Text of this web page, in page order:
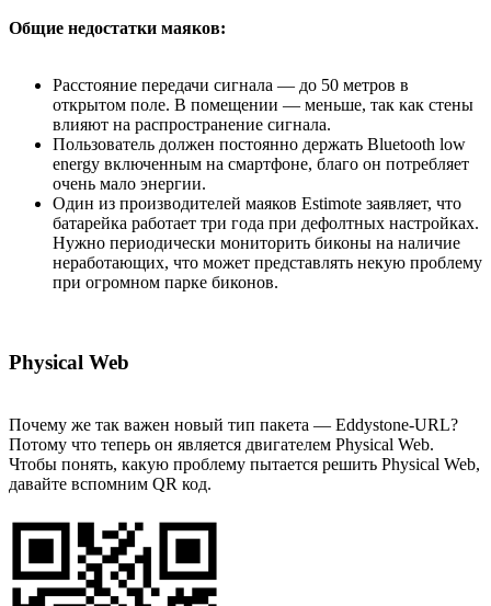
Общие недостатки маяков:
Расстояние передачи сигнала — до 50 метров в
открытом поле. В помещении — меньше, так как стены
влияют на распространение сигнала.
Пользователь должен постоянно держать Bluetooth low
energy включенным на смартфоне, благо он потребляет
очень мало энергии.
Один из производителей маяков Estimote заявляет, что
батарейка работает три года при дефолтных настройках.
Нужно периодически мониторить биконы на наличие
неработающих, что может представлять некую проблему
при огромном парке биконов.
Physical Web
Почему же так важен новый тип пакета — Eddystone-URL?
Потому что теперь он является двигателем Physical Web.
Чтобы понять, какую проблему пытается решить Physical Web,
давайте вспомним QR код.